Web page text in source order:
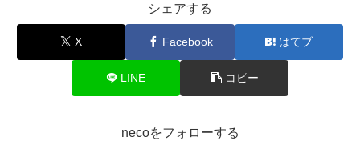
シェアする
X Facebook はてブ
LINE コピー
necoをフォローする